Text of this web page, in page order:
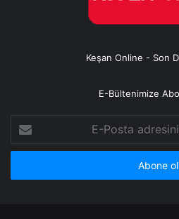
Keşan Online - Son
E-Bültenimize
Posta
adresinizi